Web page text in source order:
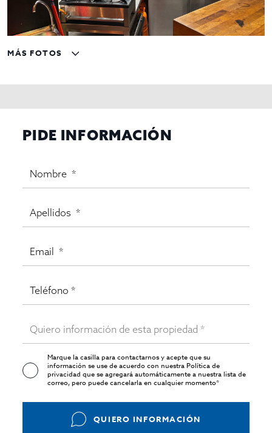
MÁS FOTOS
PIDE INFORMACIÓN
Marque la casilla para contactarnos y acepte que su
información se use de acuerdo con nuestraPolítica de
privacidadque se agregará automáticamente a nuestra lista de
correo, pero puede cancelarla en cualquier momento*
QUIERO INFORMACIÓN